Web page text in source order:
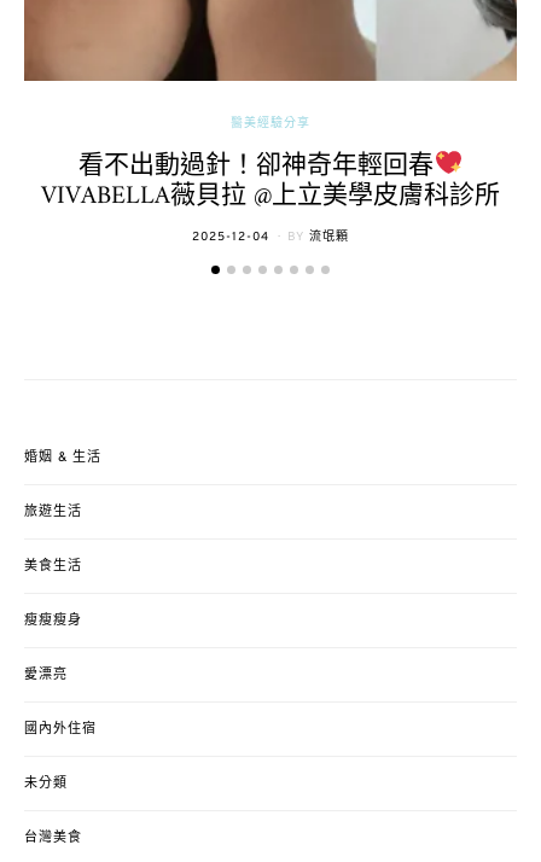
醫美經驗分享
看不出動過針！卻神奇年輕回春
VIVABELLA薇貝拉 @上立美學皮膚科診所
POSTED
2025-12-04 BY 流氓顆
婚姻 & 生活
旅遊生活
美食生活
瘦瘦瘦身
愛漂亮
國內外住宿
未分類
台灣美食